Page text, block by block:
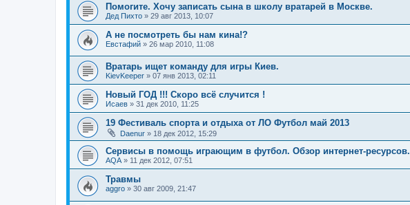
Помогите. Хочу записать сына в школу вратарей в Москве.
Дед Пихто » 29 авг 2013, 10:07
А не посмотреть бы нам кина!?
Евстафий » 26 мар 2010, 11:08
Вратарь ищет команду для игры Киев.
KievKeeper » 07 янв 2013, 02:11
Новый ГОД !!! Скоро всё случится !
Исаев » 31 дек 2010, 11:25
19 Фестиваль спорта и отдыха от ЛО Футбол май 2013
Daenur » 18 дек 2012, 15:29
Сервисы в помощь играющим в футбол. Обзор интернет-ресурсов.
AQA » 11 дек 2012, 07:51
Травмы
aggro » 30 авг 2009, 21:47